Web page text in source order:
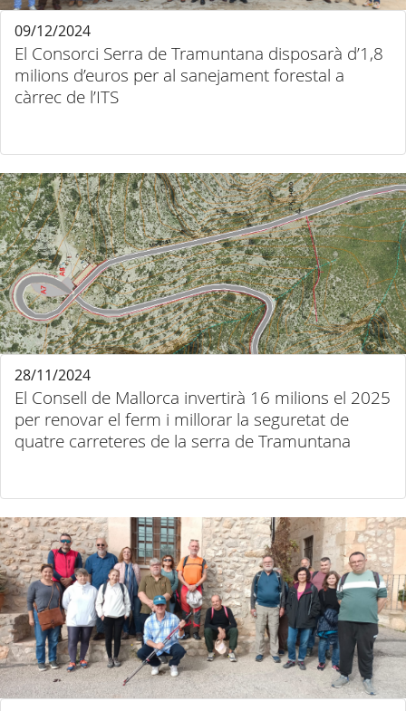
El Consorci Serra de Tramuntana disposarà d’1,8
milions d’euros per al sanejament forestal a
càrrec de l’ITS
09/12/2024
El Consell de Mallorca invertirà 16 milions el 2025
per renovar el ferm i millorar la seguretat de
quatre carreteres de la serra de Tramuntana
28/11/2024